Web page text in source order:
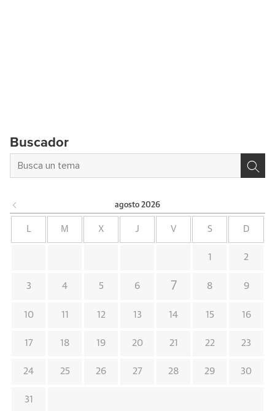
Buscador
agosto 2026
L M X J V S D
1 2
3 4 5 6 7 8 9
10 11 12 13 14 15 16
17 18 19 20 21 22 23
24 25 26 27 28 29 30
31